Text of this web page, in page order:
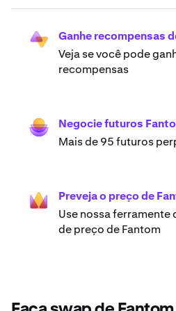
Ganhe recompensas
Veja se você pode
recompensas
Negocie futuros
Mais de 95 futuros
Preveja o preço de
Use nossa ferramente
de preço de Fantom